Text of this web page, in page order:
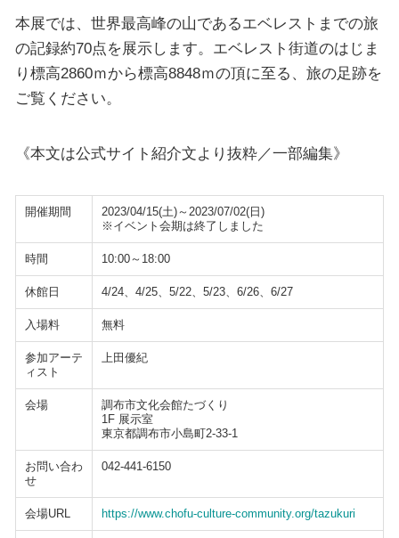
本展では、世界最高峰の山であるエベレストまでの旅
の記録約70点を展示します。エベレスト街道のはじま
り標高2860ｍから標高8848ｍの頂に至る、旅の足跡を
ご覧ください。
《本文は公式サイト紹介文より抜粋／一部編集》
開催期間
2023/04/15(土)～2023/07/02(日)
※イベント会期は終了しました
時間 10:00～18:00
休館日 4/24、4/25、5/22、5/23、6/26、6/27
入場料 無料
参加アーテ
ィスト
上田優紀
会場
調布市文化会館たづくり
1F 展示室
東京都調布市小島町2-33-1
お問い合わ
せ
042-441-6150
会場URL https://www.chofu-culture-community.org/tazukuri